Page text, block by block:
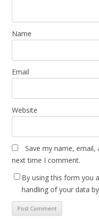
Name
Email
Website
Save my name,
next time I comment.
By using this form you
handling of your data